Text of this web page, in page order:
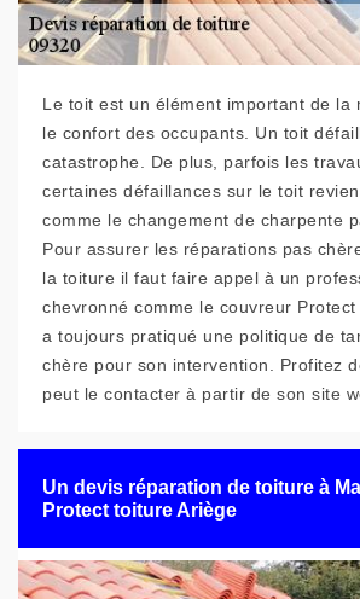
Le toit est un élément important de la
le confort des occupants. Un toit
catastrophe. De plus, parfois les
certaines défaillances sur le toit
comme le changement de charpente
Pour assurer les réparations pas
la toiture il faut faire appel à un
chevronné comme le couvreur
a toujours pratiqué une politique de
chère pour son intervention. Profitez
peut le contacter à partir de son site
Un devis réparation de toiture à
Protect toiture Ariège